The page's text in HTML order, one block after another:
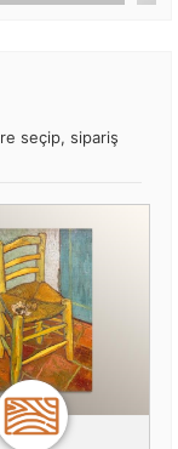
seçip, sipariş